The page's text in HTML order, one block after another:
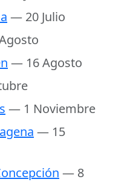
— 20 Julio
— 16 Agosto
— 1 Noviembre
— 15
— 8